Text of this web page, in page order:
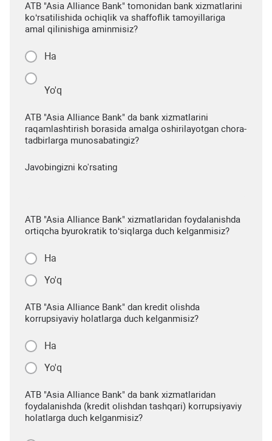
ATB "Asia Alliance Bank" tomonidan bank xizmatlarini
ko‘rsatilishida ochiqlik va shaffoflik tamoyillariga
amal qilinishiga aminmisiz?
Ha
Yo'q
ATB "Asia Alliance Bank" da bank xizmatlarini
raqamlashtirish borasida amalga oshirilayotgan chora-
tadbirlarga munosabatingiz?
Javobingizni ko'rsating
ATB "Asia Alliance Bank" xizmatlaridan foydalanishda
ortiqcha byurokratik to‘siqlarga duch kelganmisiz?
Ha
Yo'q
ATB "Asia Alliance Bank" dan kredit olishda
korrupsiyaviy holatlarga duch kelganmisiz?
Ha
Yo'q
ATB "Asia Alliance Bank" da bank xizmatlaridan
foydalanishda (kredit olishdan tashqari) korrupsiyaviy
holatlarga duch kelganmisiz?